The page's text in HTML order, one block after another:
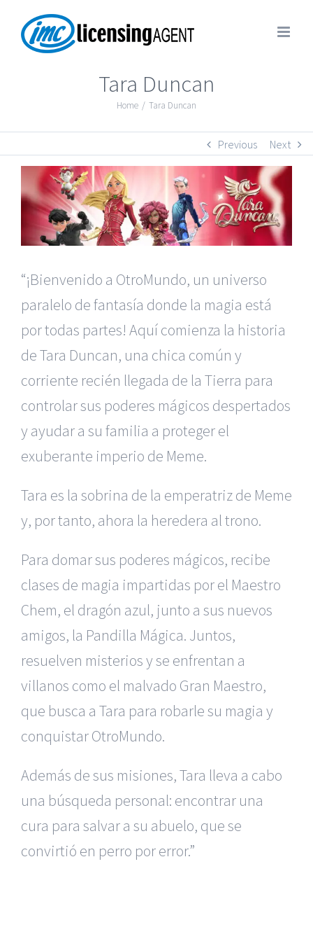
Tara Duncan
Home / Tara Duncan
Previous Next
“¡Bienvenido a OtroMundo, un universo
paralelo de fantasía donde la magia está
por todas partes! Aquí comienza la historia
de Tara Duncan, una chica común y
corriente recién llegada de la Tierra para
controlar sus poderes mágicos despertados
y ayudar a su familia a proteger el
exuberante imperio de Meme.
Tara es la sobrina de la emperatriz de Meme
y, por tanto, ahora la heredera al trono.
Para domar sus poderes mágicos, recibe
clases de magia impartidas por el Maestro
Chem, el dragón azul, junto a sus nuevos
amigos, la Pandilla Mágica. Juntos,
resuelven misterios y se enfrentan a
villanos como el malvado Gran Maestro,
que busca a Tara para robarle su magia y
conquistar OtroMundo.
Además de sus misiones, Tara lleva a cabo
una búsqueda personal: encontrar una
cura para salvar a su abuelo, que se
convirtió en perro por error.”